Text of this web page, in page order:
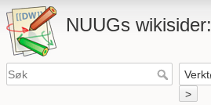
NUUGs wikisider:
>